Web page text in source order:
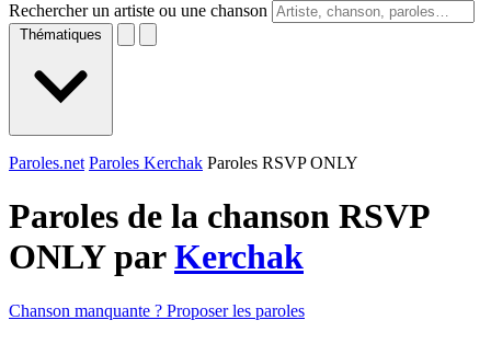
Rechercher un artiste ou une chanson
Thématiques
Paroles.net Paroles Kerchak Paroles RSVP ONLY
Paroles de la chanson RSVP
ONLY parKerchak
Chanson manquante ? Proposer les paroles